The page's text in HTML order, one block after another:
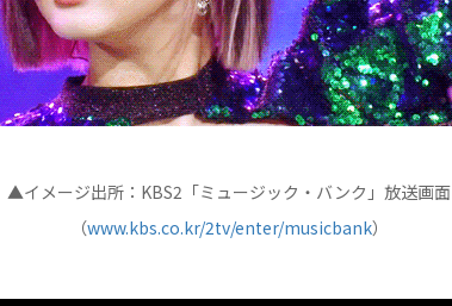
▲イメージ出所：KBS2「ミュージック・バンク」放送画面
（www.kbs.co.kr/2tv/enter/musicbank）